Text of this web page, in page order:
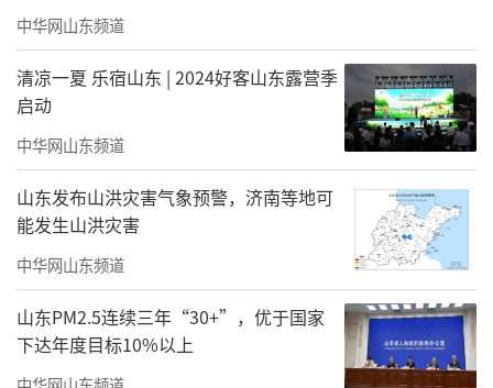
中秋佳节的脚步日益临近
一场别开生面的深海盛宴
邀您与家人朋友一同
中华网山东频道
清凉一夏 乐宿山东 | 2024好客山东露营季
启动
中华网山东频道
山东发布山洪灾害气象预警，济南等地可
能发生山洪灾害
中华网山东频道
山东PM2.5连续三年“30+”，优于国家
下达年度目标10%以上